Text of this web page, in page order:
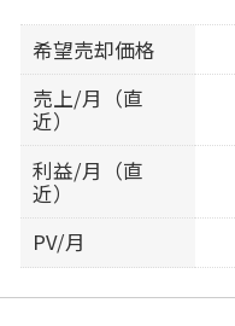
希望売却価格
売上/月（直
近）
利益/月（直
近）
PV/月